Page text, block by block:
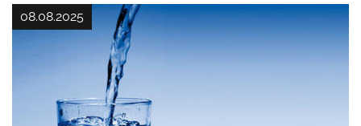
08.08.2025